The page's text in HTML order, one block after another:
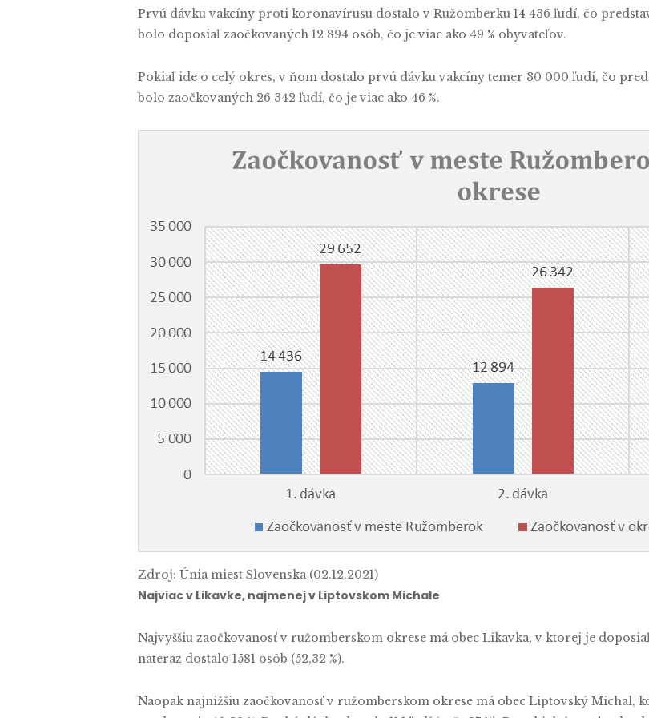
Prvú dávku vakcíny proti koronavírusu dostalo v Ružomberku 14 436 ľudí, čo
bolo doposiaľ zaočkovaných 12 894 osôb, čo je viac ako 49 % obyvateľov.
Pokiaľ ide o celý okres, v ňom dostalo prvú dávku vakcíny temer 30 000 ľudí, čo
bolo zaočkovaných 26 342 ľudí, čo je viac ako 46 %.
Zdroj: Únia miest Slovenska (02.12.2021)
Najviac v Likavke, najmenej v Liptovskom Michale
Najvyššiu zaočkovanosť v ružomberskom okrese má obec Likavka, v ktorej je
nateraz dostalo 1581 osôb (52,32 %).
Naopak najnižšiu zaočkovanosť v ružomberskom okrese má obec Liptovský Michal,